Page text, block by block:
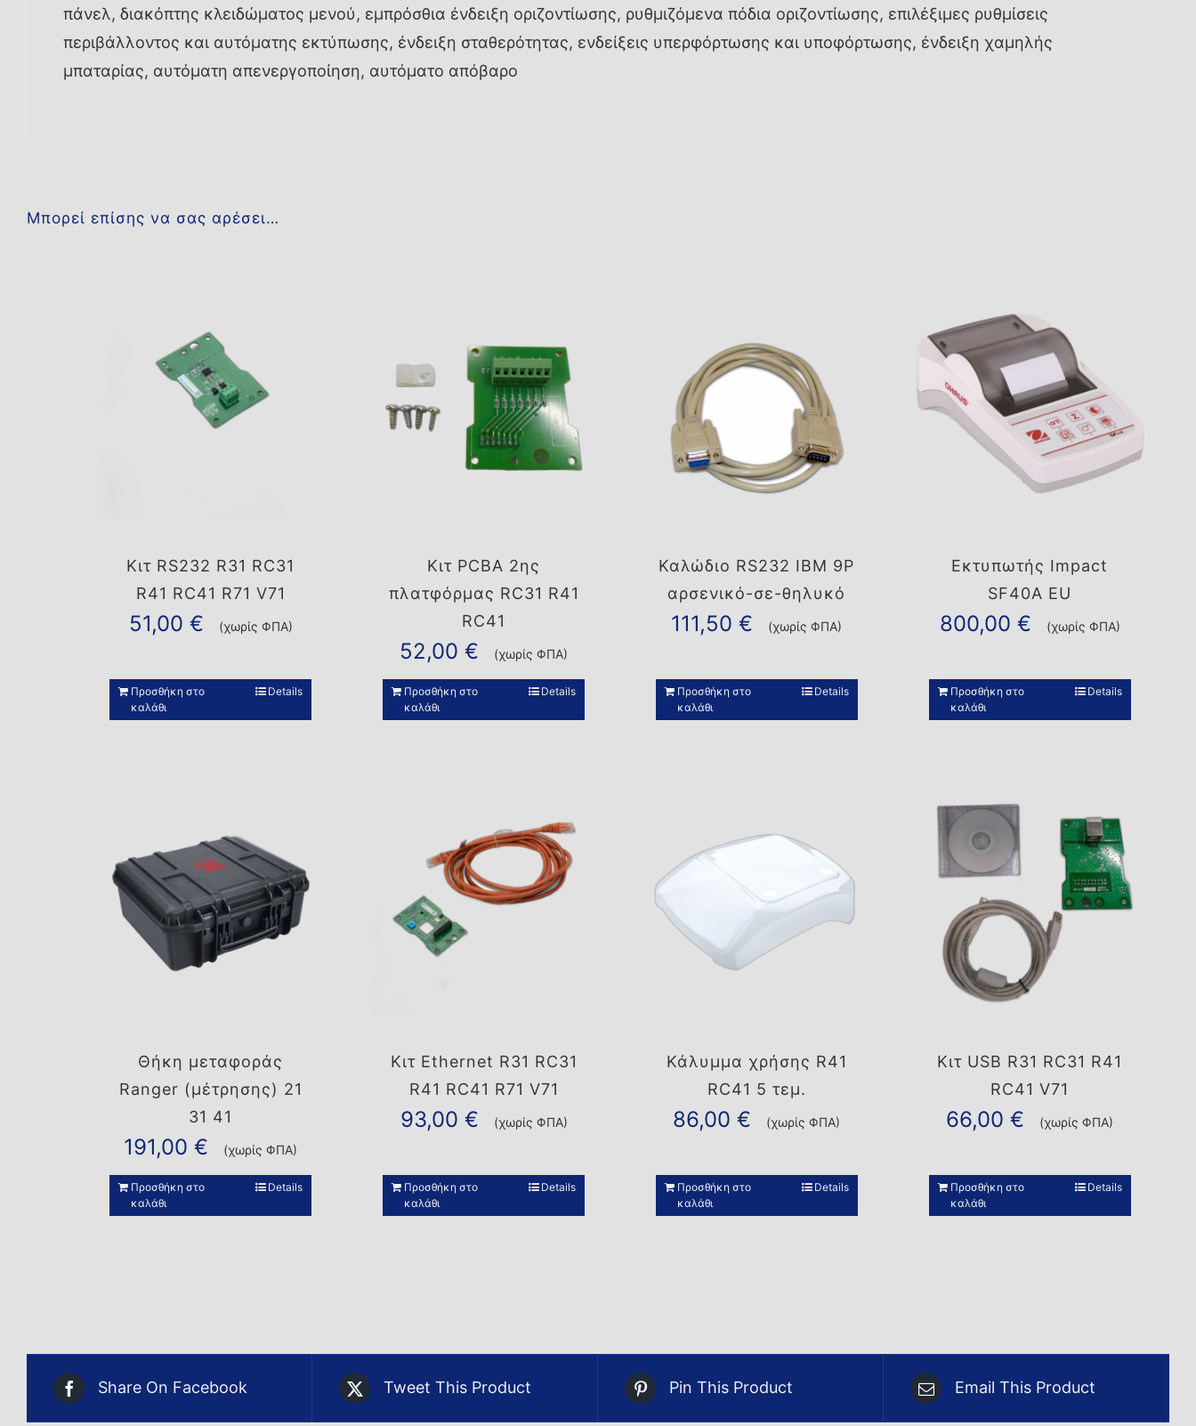
πάνελ, διακόπτης κλειδώματος μενού, εμπρόσθια ένδειξη οριζοντίωσης, ρυθμιζόμενα πόδια οριζοντίωσης, επιλέξιμες ρυθμίσεις
περιβάλλοντος και αυτόματης εκτύπωσης, ένδειξη σταθερότητας, ενδείξεις υπερφόρτωσης και υποφόρτωσης, ένδειξη χαμηλής
μπαταρίας, αυτόματη απενεργοποίηση, αυτόματο απόβαρο
Μπορεί επίσης να σας αρέσει…
Κιτ RS232 R31 RC31
R41 RC41 R71 V71
51,00 € (χωρίς ΦΠΑ)
Προσθήκη στο
καλάθι
Details
Κιτ PCBA 2ης
πλατφόρμας RC31 R41
RC41
52,00€ (χωρίς ΦΠΑ)
Προσθήκη στο
καλάθι
Details
Καλώδιο RS232 IBM 9P
αρσενικό-σε-θηλυκό
111,50€ (χωρίς ΦΠΑ)
Προσθήκη στο
καλάθι
Details
Εκτυπωτής Impact
SF40A EU
800,00 € (χωρίς ΦΠΑ)
Προσθήκη στο
καλάθι
Details
Θήκη μεταφοράς
Ranger (μέτρησης) 21
31 41
191,00€ (χωρίς ΦΠΑ)
Προσθήκη στο
καλάθι
Details
Κιτ Ethernet R31 RC31
R41 RC41 R71 V71
93,00 € (χωρίς ΦΠΑ)
Προσθήκη στο
καλάθι
Details
Κάλυμμα χρήσης R41
RC41 5 τεμ.
86,00€ (χωρίς ΦΠΑ)
Προσθήκη στο
καλάθι
Details
Κιτ USB R31 RC31 R41
RC41 V71
66,00€ (χωρίς ΦΠΑ)
Προσθήκη στο
καλάθι
Details
Share On Facebook Tweet This Product Pin This Product Email This Product